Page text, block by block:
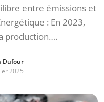
entre émissions et
: En 2023,
production….
Dufour
2025